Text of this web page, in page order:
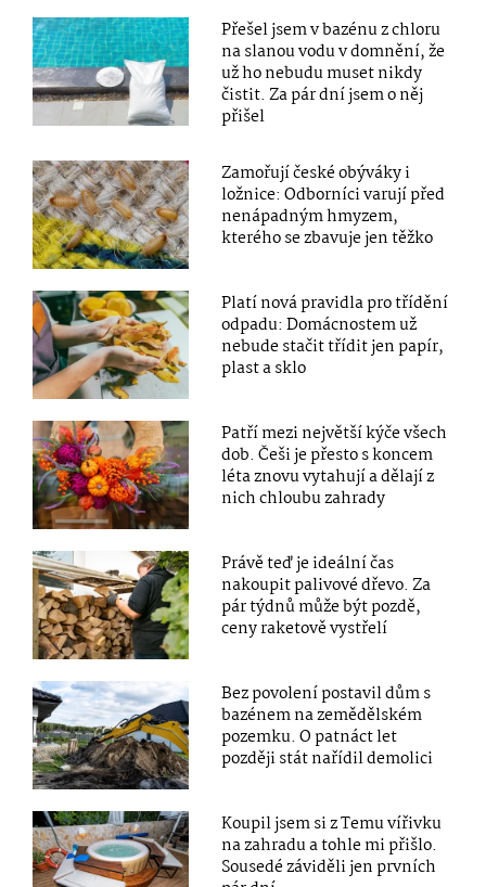
Přešel jsem v bazénu z chloru
na slanou vodu v domnění, že
už ho nebudu muset nikdy
čistit. Za pár dní jsem o něj
přišel
Zamořují české obýváky i
ložnice: Odborníci varují před
nenápadným hmyzem,
kterého se zbavuje jen těžko
Platí nová pravidla pro třídění
odpadu: Domácnostem už
nebude stačit třídit jen papír,
plast a sklo
Patří mezi největší kýče všech
dob. Češi je přesto s koncem
léta znovu vytahují a dělají z
nich chloubu zahrady
Právě teď je ideální čas
nakoupit palivové dřevo. Za
pár týdnů může být pozdě,
ceny raketově vystřelí
Bez povolení postavil dům s
bazénem na zemědělském
pozemku. O patnáct let
později stát nařídil demolici
Koupil jsem si z Temu vířivku
na zahradu a tohle mi přišlo.
Sousedé záviděli jen prvních